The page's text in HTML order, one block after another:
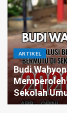
ARTIKEL
Budi
Sekolah